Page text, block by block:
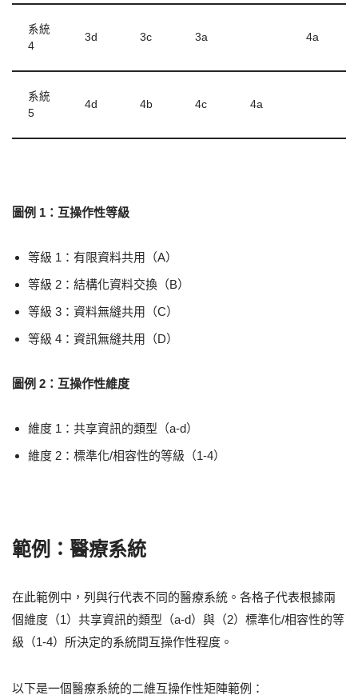
系統
4
3d 3c 3a 4a
系統
5
4d 4b 4c 4a
圖例 1：互操作性等級
等級 1：有限資料共用（A）
等級 2：結構化資料交換（B）
等級 3：資料無縫共用（C）
等級 4：資訊無縫共用（D）
圖例 2：互操作性維度
維度 1：共享資訊的類型（a-d）
維度 2：標準化/相容性的等級（1-4）
範例：醫療系統
在此範例中，列與行代表不同的醫療系統。各格子代表根據兩
個維度（1）共享資訊的類型（a-d）與（2）標準化/相容性的等
級（1-4）所決定的系統間互操作性程度。
以下是一個醫療系統的二維互操作性矩陣範例：